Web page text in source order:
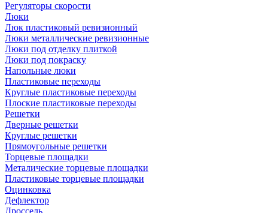
Регуляторы скорости
Люки
Люк пластиковый ревизионный
Люки металлические ревизионные
Люки под отделку плиткой
Люки под покраску
Напольные люки
Пластиковые переходы
Круглые пластиковые переходы
Плоские пластиковые переходы
Решетки
Дверные решетки
Круглые решетки
Прямоугольные решетки
Торцевые площадки
Металические торцевые площадки
Пластиковые торцевые площадки
Оцинковка
Дефлектор
Дроссель